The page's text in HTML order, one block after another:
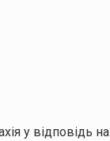
у відповідь на